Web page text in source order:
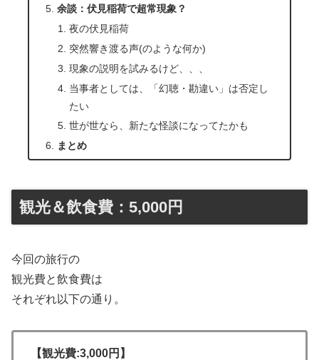
余談：伏見稲荷で超常現象？
夜の伏見稲荷
突然響き渡る声(のような何か)
現象の説明を試みるけど、、、
当事者としては、「幻聴・勘違い」は否定し
たい
世が世なら、新たな怪談になってたかも
まとめ
観光＆飲食費：5,000円
今回の旅行の
観光費と飲食費は
それぞれ以下の通り。
【観光費:3,000円】